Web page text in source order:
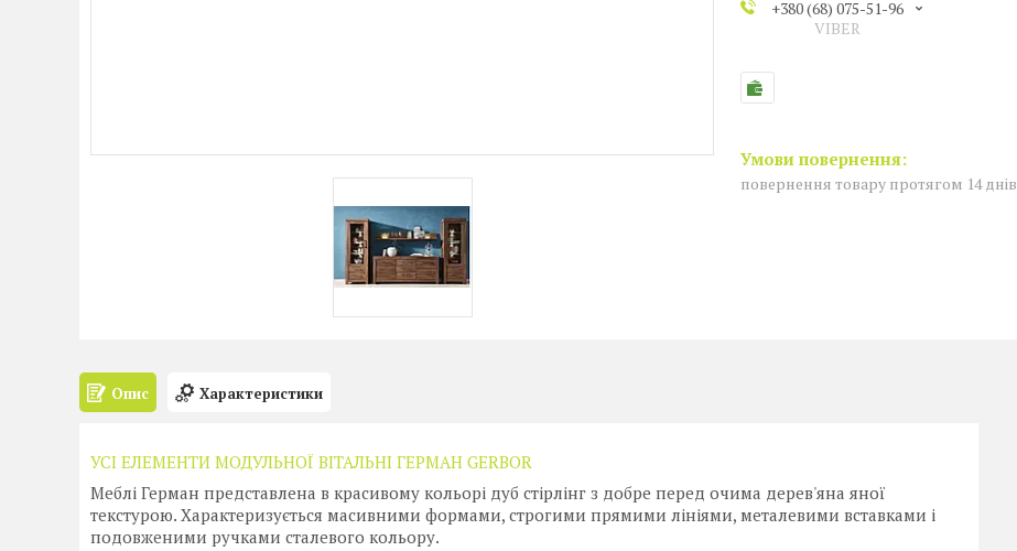
+380 (68) 075-51-96
VIBER
повернення товару протягом 14 днів
Опис Характеристики
УСІ ЕЛЕМЕНТИ МОДУЛЬНОЇ ВІТАЛЬНІ ГЕРМАН GERBOR
Меблі Герман представлена в красивому кольорі дуб стірлінг з добре перед очима дерев'яна яної
текстурою. Характеризується масивними формами, строгими прямими лініями, металевими вставками і
подовженими ручками сталевого кольору.